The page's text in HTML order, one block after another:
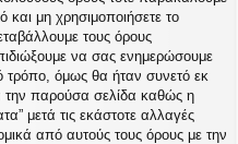
και μη χρησιμοποιήσετε το
τους όρους
να σας ενημερώσουμε
τρόπο, όμως θα ήταν συνετό εκ
την παρούσα σελίδα καθώς η
μετά τις εκάστοτε αλλαγές
από αυτούς τους όρους με την